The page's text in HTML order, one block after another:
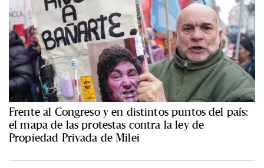
Frente al Congreso y en distintos puntos del país:
el mapa de las protestas contra la ley de
Propiedad Privada de Milei